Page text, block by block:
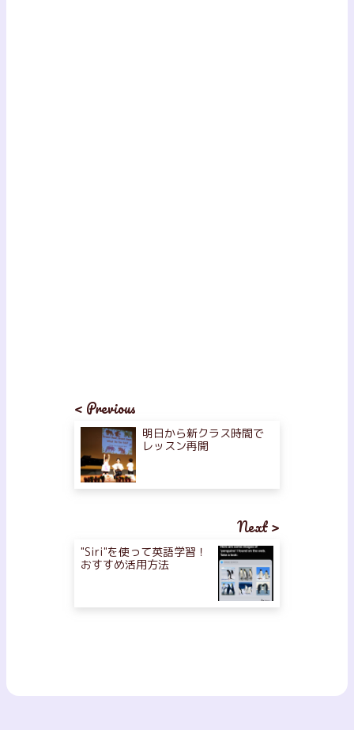
< Previous
明日から新クラス時間で
レッスン再開
Next >
"Siri"を使って英語学習！
おすすめ活用方法